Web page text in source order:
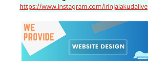
https://www.instagram.com/irinjalakudalive